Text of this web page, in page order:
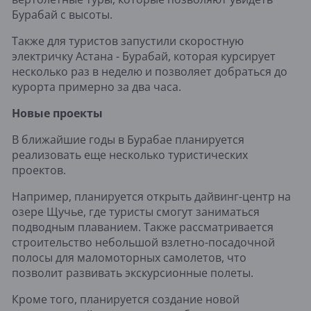
Бурабай с высоты.
Также для туристов запустили скоростную
электричку Астана - Бурабай, которая курсирует
несколько раз в неделю и позволяет добраться до
курорта примерно за два часа.
Новые проекты
В ближайшие годы в Бурабае планируется
реализовать еще несколько туристических
проектов.
Например, планируется открыть дайвинг-центр на
озере Щучье, где туристы смогут заниматься
подводным плаванием. Также рассматривается
строительство небольшой взлетно-посадочной
полосы для маломоторных самолетов, что
позволит развивать экскурсионные полеты.
Кроме того, планируется создание новой